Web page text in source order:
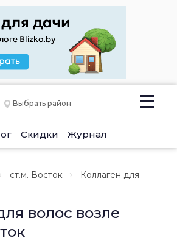
Выбрать район
Скидки Журнал
ст.м. Восток
Коллаген для
волос возле